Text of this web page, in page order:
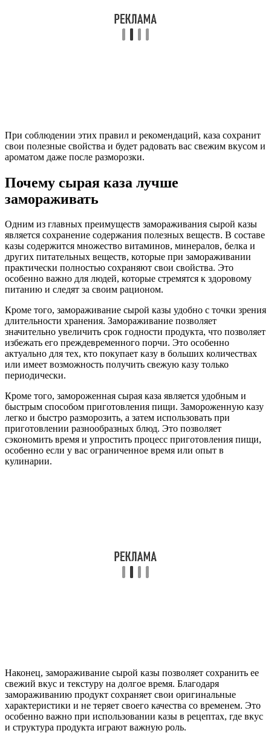
При соблюдении этих правил и рекомендаций, каза сохранит
свои полезные свойства и будет радовать вас свежим вкусом и
ароматом даже после разморозки.
Почему сырая каза лучше
замораживать
Одним из главных преимуществ замораживания сырой казы
является сохранение содержания полезных веществ. В составе
казы содержится множество витаминов, минералов, белка и
других питательных веществ, которые при замораживании
практически полностью сохраняют свои свойства. Это
особенно важно для людей, которые стремятся к здоровому
питанию и следят за своим рационом.
Кроме того, замораживание сырой казы удобно с точки зрения
длительности хранения. Замораживание позволяет
значительно увеличить срок годности продукта, что позволяет
избежать его преждевременного порчи. Это особенно
актуально для тех, кто покупает казу в больших количествах
или имеет возможность получить свежую казу только
периодически.
Кроме того, замороженная сырая каза является удобным и
быстрым способом приготовления пищи. Замороженную казу
легко и быстро разморозить, а затем использовать при
приготовлении разнообразных блюд. Это позволяет
сэкономить время и упростить процесс приготовления пищи,
особенно если у вас ограниченное время или опыт в
кулинарии.
Наконец, замораживание сырой казы позволяет сохранить ее
свежий вкус и текстуру на долгое время. Благодаря
замораживанию продукт сохраняет свои оригинальные
характеристики и не теряет своего качества со временем. Это
особенно важно при использовании казы в рецептах, где вкус
и структура продукта играют важную роль.